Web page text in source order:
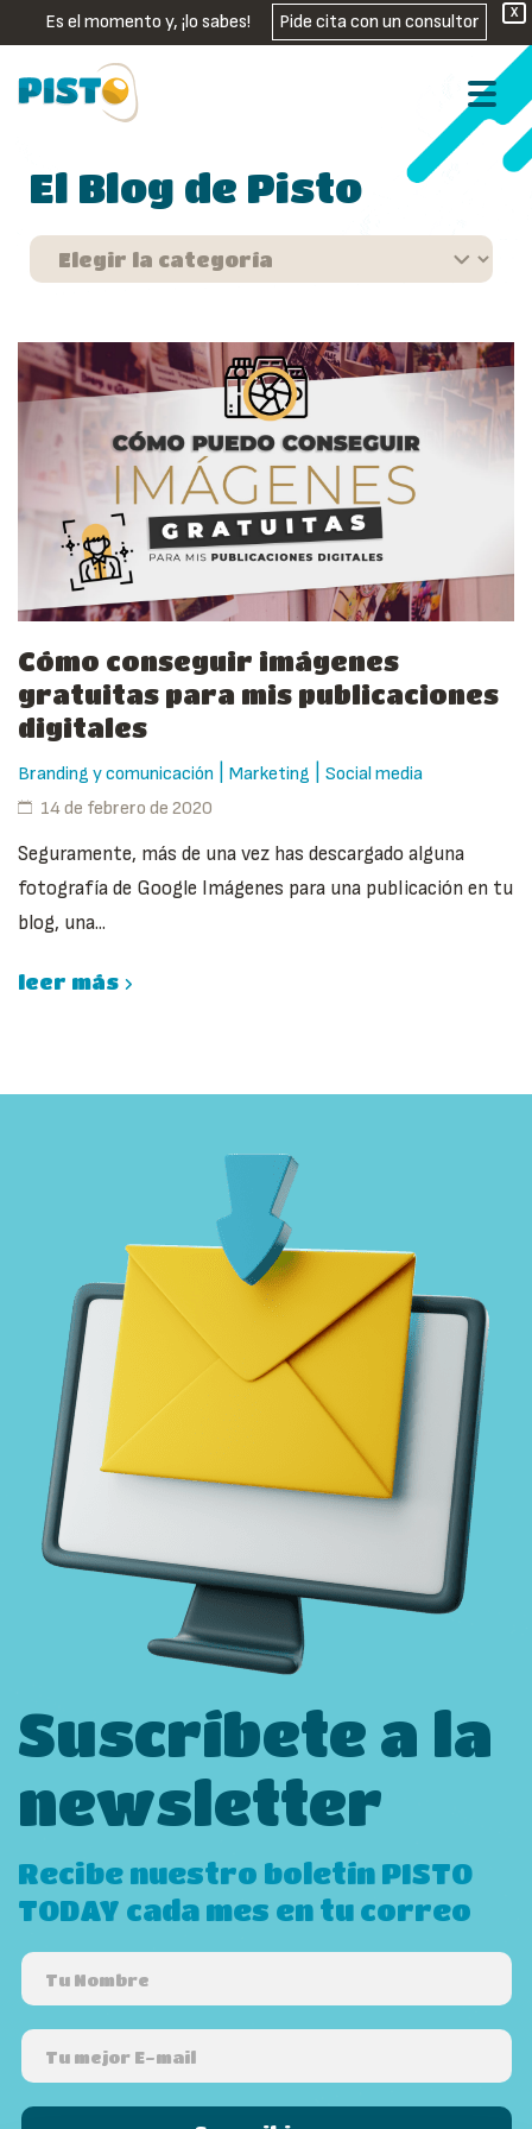
X
Es el momento y, ¡lo sabes! Pide cita con un consultor
El Blog de Pisto
Cómo conseguir imágenes
gratuitas para mis publicaciones
digitales
Branding y comunicación Marketing
Social media
14 de febrero de 2020
Seguramente, más de una vez has descargado alguna
fotografía de Google Imágenes para una publicación en tu
blog, una...
leer más
Suscríbete a la
newsletter
Recibe nuestro boletín PISTO
TODAY cada mes en tu correo